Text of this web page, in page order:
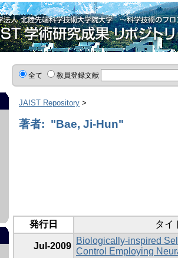
全て 教員登録文献
JAIST Repository >
著者: "Bae, Ji-Hun"
発行日 タイ
Jul-2009
Biologically-inspired
Control Employing